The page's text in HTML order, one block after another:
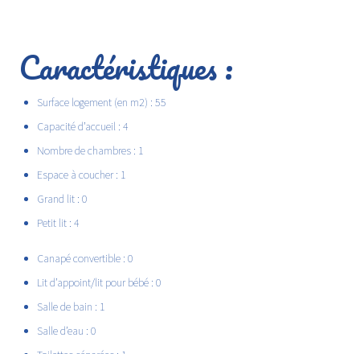
Caractéristiques :
Surface logement (en m2) : 55
Capacité d’accueil : 4
Nombre de chambres : 1
Espace à coucher : 1
Grand lit : 0
Petit lit : 4
Canapé convertible : 0
Lit d’appoint/lit pour bébé : 0
Salle de bain : 1
Salle d’eau : 0